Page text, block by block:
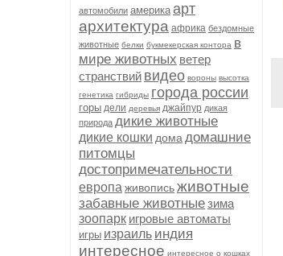
автомобили америка арт
архитектура африка бездомные
животные белки букмекерская контора в
мире животных ветер
странствий видео вороны высотка
генетика гибриды города россии
горы дели деревья джайпур дикая
природа дикие животные
дикие кошки дома домашние
питомцы
достопримечательности
европа живописьживотные
забавные животныезима
зоопарк игровые автоматы
игры израиль индия
интересное интересное о кошках